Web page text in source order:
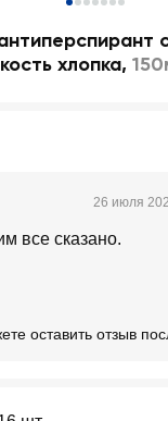
хлопка,
26 июля
все сказано.
оставить отзыв